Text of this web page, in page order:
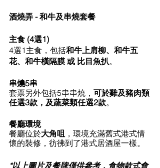
酒燒弄 - 和牛及串燒套餐
主食 (4選1)
4選1主食，包括和牛上肩柳、和牛五
花、和牛橫隔膜 或 比目魚扒。
串燒5串
套票另外包括5串串燒， 可於雞及豬肉類
任選3款，及蔬菜類任選2款。
餐廳環境
餐廳位於大角咀 ，環境充滿舊式港式情
懷的裝修，彷彿到了港式居酒屋一樣。
*以上圖片及餐牌僅供參考，食物款式會